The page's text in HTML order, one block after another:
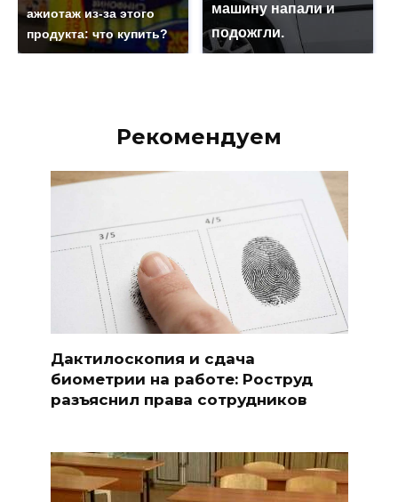
ажиотаж из-за этого
продукта: что купить?
машину напали и
подожгли.
Рекомендуем
Дактилоскопия и сдача
биометрии на работе: Роструд
разъяснил права сотрудников